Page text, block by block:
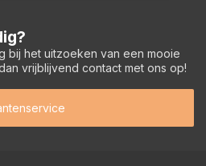
bij het uitzoeken van een mooie
vrijblijvend contact met ons op!